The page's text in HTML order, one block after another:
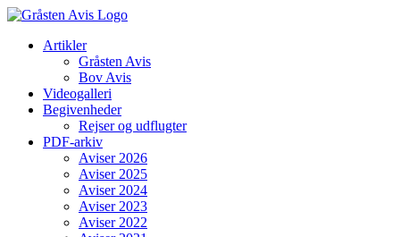
Skip
contentArtikler
Gråsten Avis
Bov Avis
Videogalleri
Begivenheder
Rejser og udflugter
PDF-arkiv
Aviser 2026
Aviser 2025
Aviser 2024
Aviser 2023
Aviser 2022